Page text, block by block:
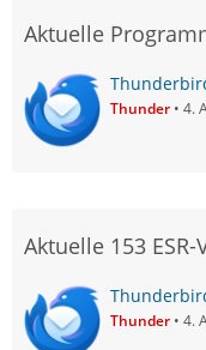
Aktuelle
Thunder 4.
Aktuelle 153 ESR-
Thunder 4.